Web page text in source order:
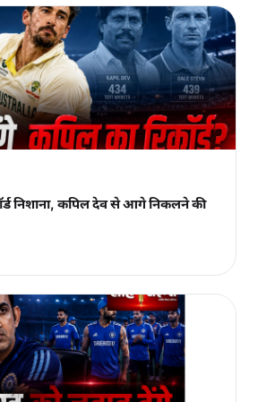
निशाना, कपिल देव से आगे निकलने की